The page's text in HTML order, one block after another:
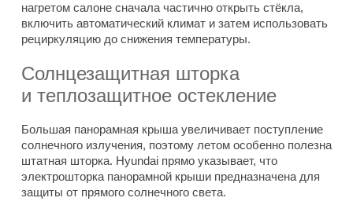
нагретом салоне сначала частично открыть стёкла,
включить автоматический климат и затем использовать
рециркуляцию до снижения температуры.
Солнцезащитная шторка
и теплозащитное остекление
Большая панорамная крыша увеличивает поступление
солнечного излучения, поэтому летом особенно полезна
штатная шторка. Hyundai прямо указывает, что
электрошторка панорамной крыши предназначена для
защиты от прямого солнечного света.